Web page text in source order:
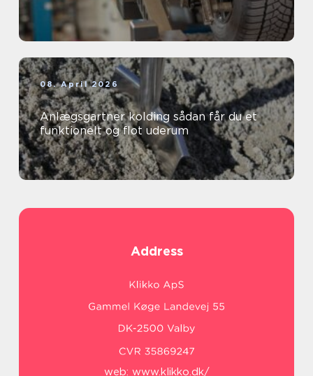
08. April 2026
Anlægsgartner kolding sådan får du et
funktionelt og flot uderum
Address
web: www.klikko.dk/